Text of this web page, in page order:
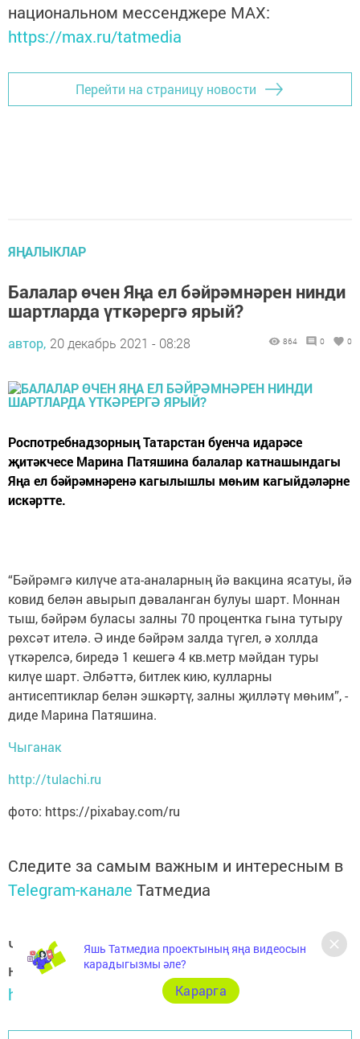
национальном мессенджере MАХ:
https://max.ru/tatmedia
Перейти на страницу новости
ЯҢАЛЫКЛАР
Балалар өчен Яңа ел бәйрәмнәрен нинди
шартларда үткәрергә ярый?
автор, 20 декабрь 2021 - 08:28 864 0 0
Роспотребнадзорның Татарстан буенча идарәсе
җитәкчесе Марина Патяшина балалар катнашындагы
Яңа ел бәйрәмнәренә кагылышлы мөһим кагыйдәләрне
искәртте.
“Бәйрәмгә килүче ата-аналарның йә вакцина ясатуы, йә
ковид белән авырып дәваланган булуы шарт. Моннан
тыш, бәйрәм буласы залны 70 процентка гына тутыру
рөхсәт ителә. Ә инде бәйрәм залда түгел, ә холлда
үткәрелсә, биредә 1 кешегә 4 кв.метр мәйдан туры
килүе шарт. Әлбәттә, битлек кию, кулларны
антисептиклар белән эшкәртү, залны җилләтү мөһим”, -
диде Марина Патяшина.
Чыганак
http://tulachi.ru
фото: https://pixabay.com/ru
Следите за самым важным и интересным в
Telegram-канале Татмедиа
Читайте новости Татарстана в
национальном мессенджере MАХ:
https://max.ru/tatmedia
Яшь Татмедиа проектының яңа видеосын
карадыгызмы әле?
Карарга